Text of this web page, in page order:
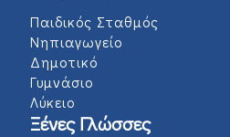
Παιδικός Σταθμός
Νηπιαγωγείο
Δημοτικό
Γυμνάσιο
Λύκειο
Ξένες Γλώσσες